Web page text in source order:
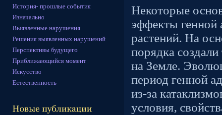
История- прошлые события
Изначально
Выявленные нарушения
Решения выявленных нарушений
Перспективы будущего
Приближающийся момент
Искусство
Естественность
Некоторые
эффекты генной
растений. На
порядка
на Земле.
период генной
из-за
условия,